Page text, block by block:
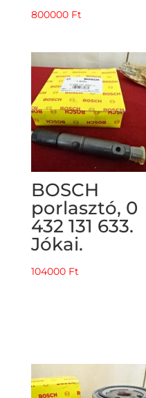
800000 Ft
BOSCH
porlasztó, 0
432 131 633.
Jókai.
104000 Ft